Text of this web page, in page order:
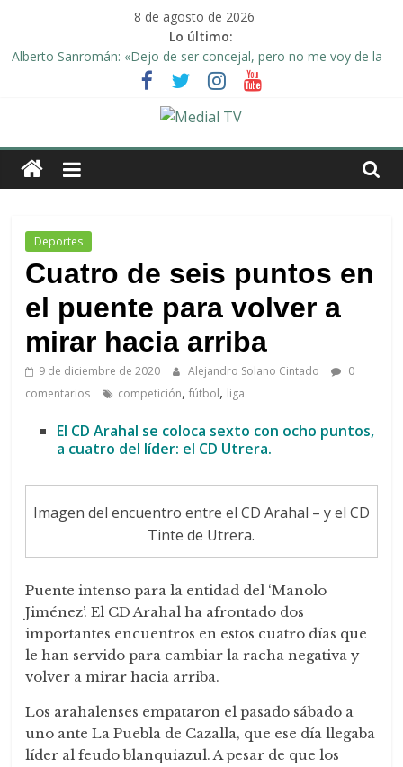
contenido
8 de agosto de 2026
Lo último:
Alberto Sanromán: «Dejo de ser concejal, pero no me voy de la
Deporte y solidaridad, de la mano una vez más en Arahal
El emotivo agradecimiento de la familia afectada por el incendio
Convocado nuevo pleno ordinario del Ayuntamiento de Arahal
Una Plataforma de Morón pide unión a los pueblos de la
comarca para evitar la planta de biogás en término de Arahal
Medial
TV
diario
digital
televisión
Arahal
Deportes
Cuatro de seis puntos en
el puente para volver a
mirar hacia arriba
9 de diciembre de 2020 Alejandro Solano Cintado
0
comentarios
competición,fútbol, liga
El CD Arahal se coloca sexto con ocho puntos,
a cuatro del líder: el CD Utrera.
Imagen del encuentro entre el CD Arahal – y el CD
Tinte de Utrera.
Puente intenso para la entidad del ‘Manolo
Jiménez’. El CD Arahal ha afrontado dos
importantes encuentros en estos cuatro días que
le han servido para cambiar la racha negativa y
volver a mirar hacia arriba.
Los arahalenses empataron el pasado sábado a
uno ante La Puebla de Cazalla, que ese día llegaba
líder al feudo blanquiazul. A pesar de que los